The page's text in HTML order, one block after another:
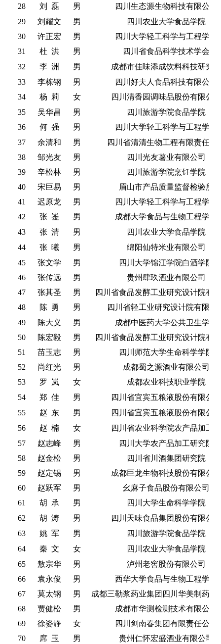
28
刘 磊 男
四川生态源生物科技有限公司
29
刘耀文 男
四川农业大学食品学院
30
许正宏 男
四川大学轻工科学与工程学院
31
杜洪 男
四川省食品科学技术学会
32
李洲 男
成都市佳味添成饮料科技研究所
33
李栋钢 男
四川好夫人食品科技有限公司
34
杨 莉 女
四川清香园调味品股份有限公司
35
吴华昌 男
四川旅游学院食品学院
36
何强 男
四川大学轻工科学与工程学院
37
余清和 男
四川省清清生物工程有限责任公
38
邹光友 男
四川光友薯业有限公司
39
辛松林 男
四川旅游学院烹饪学院
40
宋巨易 男
眉山市产品质量监督检验所
41
迟原龙 男
四川大学轻工科学与工程学院
42
张崟 男
成都大学食品与生物工程学院
43
张清 男
四川农业大学食品学院
44
张 曦 男
绵阳仙特米业有限公司
45
张文学 男
四川大学锦江学院白酒学院
46
张传远 男
贵州肆玖酒业有限公司
47
张其圣 男
四川省食品发酵工业研究设计院有
48
陈 勇 男
四川省轻工业研究设计院有限公
49
陈大义 男
成都中医药大学公共卫生学院
50
陈宏毅 男
四川省食品发酵工业研究设计院有
51
苗玉志 男
四川师范大学生命科学学院
52
尚红光 男
成都蜀之源酒业有限公司
53
罗 岚 女
成都农业科技职业学院
54
郑佳 男
四川省宜宾五粮液股份有限公司
55
赵 东 男
四川省宜宾五粮液股份有限公司
56
赵楠 女
四川省农业科学院农产品加工所
57
赵志峰 男
四川大学农产品加工研究院
58
赵金松 男
四川省川酒集团研究院
59
赵定锡 男
成都巨龙生物科技股份有限公司
60
赵跃军 男
幺麻子食品股份有限公司
61
胡 承 男
四川大学生命科学学院
62
胡涛 男
四川天味食品集团股份有限公司
63
姚军 男
四川旅游学院食品学院
64
秦文 女
四川农业大学食品学院
65
敖宗华 男
泸州老窖股份有限公司
66
袁永俊 男
西华大学食品与生物工程学院
67
莫太钢 男
成都三勒浆药业集团四川华美制药有
68
贾健松 男
成都市华测检测技术有限公司
69
徐姿静 女
四川剑南春集团有限责任公司
70
席 玉 男
贵州仁怀宏盛酒业有限公司